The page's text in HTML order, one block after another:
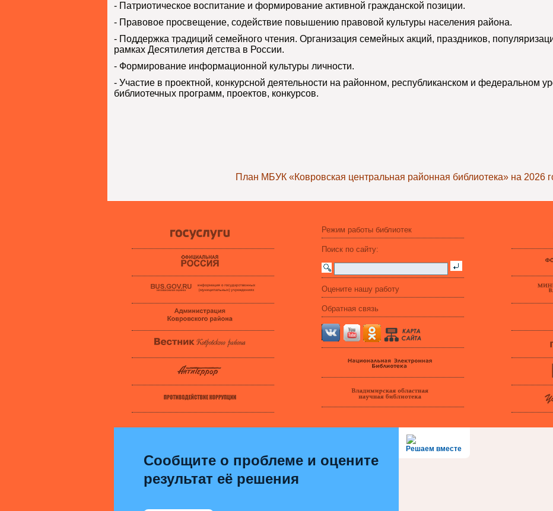
- Патриотическое воспитание и формирование активной гражданской позиции.
- Правовое просвещение, содействие повышению правовой культуры населения района.
- Поддержка традиций семейного чтения. Организация семейных акций, праздников,
рамках Десятилетия детства в России.
- Формирование информационной культуры личности.
- Участие в проектной, конкурсной деятельности на районном, республиканском и федеральном
библиотечных программ, проектов, конкурсов.
План МБУК «Ковровская центральная районная библиотека» на 2026
Режим работы библиотек
Поиск по сайту:
Оцените нашу работу
Обратная связь
Решаем вместе
Сообщите о проблеме и оцените
результат её решения